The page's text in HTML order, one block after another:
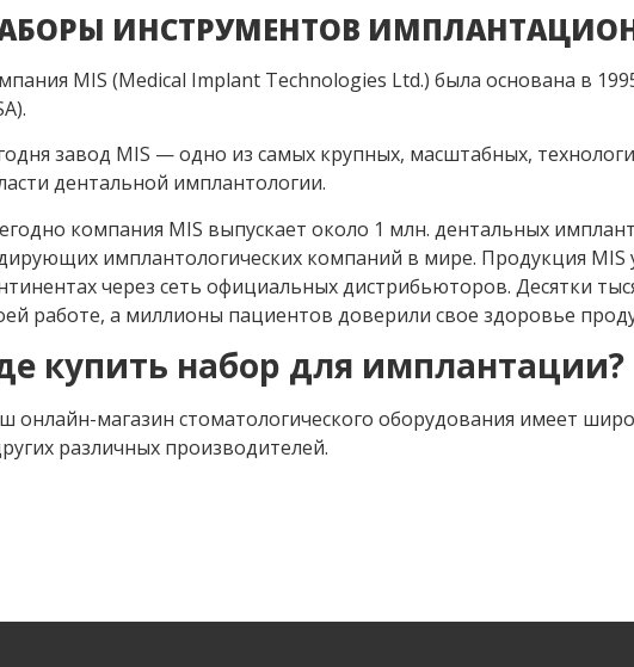
ИНСТРУМЕНТОВ
MIS (Medical Implant Technologies Ltd.) была основана в
завод MIS — одно из самых крупных, масштабных,
дентальной имплантологии.
компания MIS выпускает около 1 млн. дентальных
имплантологических компаний в мире. Продукция MIS
через сеть официальных дистрибьюторов. Десятки
работе, а миллионы пациентов доверили свое здоровье
купить набор для имплантации?
онлайн-магазин стоматологического оборудования имеет
различных производителей.